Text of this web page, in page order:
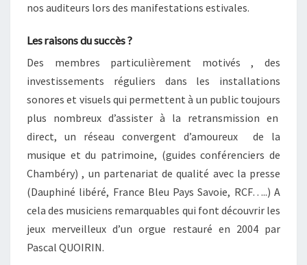
nos auditeurs lors des manifestations estivales.
Les raisons du succès ?
Des membres particulièrement motivés , des
investissements réguliers dans les installations
sonores et visuels qui permettent à un public toujours
plus nombreux d’assister à la retransmission en
direct, un réseau convergent d’amoureux de la
musique et du patrimoine, (guides conférenciers de
Chambéry) , un partenariat de qualité avec la presse
(Dauphiné libéré, France Bleu Pays Savoie, RCF…..) A
cela des musiciens remarquables qui font découvrir les
jeux merveilleux d’un orgue restauré en 2004 par
Pascal QUOIRIN.